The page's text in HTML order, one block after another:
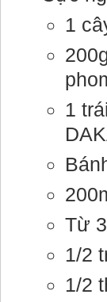
1
1
Từ
1/2
1/2